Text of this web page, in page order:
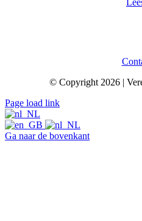
© Copyright 2026 |
Page load link
Ga naar de bovenkant